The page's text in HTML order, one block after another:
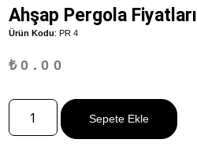
Ahşap Pergola Fiyatları
Ürün Kodu: PR 4
₺0.00
Sepete Ekle